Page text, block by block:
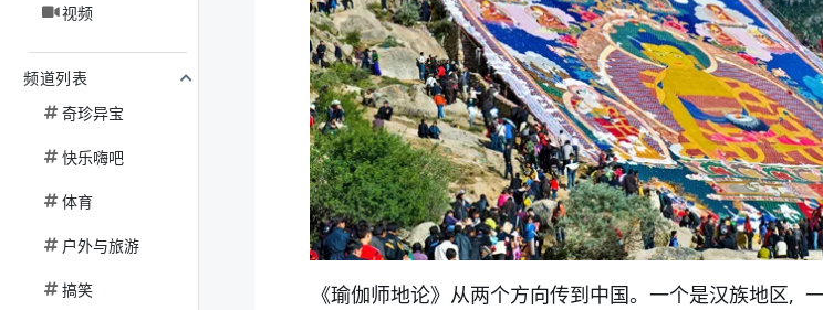
视频
频道列表
奇珍异宝
快乐嗨吧
体育
户外与旅游
搞笑
《瑜伽师地论》从两个方向传到中国。一个是汉族地区,